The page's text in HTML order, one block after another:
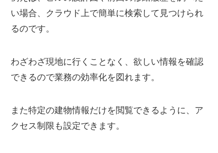
い場合、クラウド上で簡単に検索して見つけられ
るのです。
わざわざ現地に行くことなく、欲しい情報を確認
できるので業務の効率化を図れます。
また特定の建物情報だけを閲覧できるように、ア
クセス制限も設定できます。